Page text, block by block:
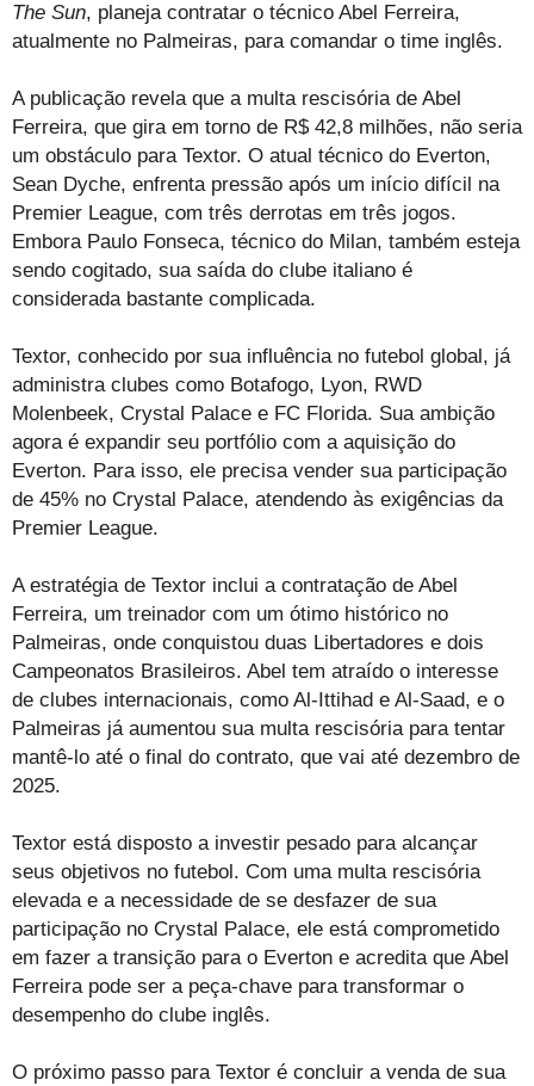
The Sun, planeja contratar o técnico Abel Ferreira,
atualmente no Palmeiras, para comandar o time inglês.
A publicação revela que a multa rescisória de Abel
Ferreira, que gira em torno de R$ 42,8 milhões, não seria
um obstáculo para Textor. O atual técnico do Everton,
Sean Dyche, enfrenta pressão após um início difícil na
Premier League, com três derrotas em três jogos.
Embora Paulo Fonseca, técnico do Milan, também esteja
sendo cogitado, sua saída do clube italiano é
considerada bastante complicada.
Textor, conhecido por sua influência no futebol global, já
administra clubes como Botafogo, Lyon, RWD
Molenbeek, Crystal Palace e FC Florida. Sua ambição
agora é expandir seu portfólio com a aquisição do
Everton. Para isso, ele precisa vender sua participação
de 45% no Crystal Palace, atendendo às exigências da
Premier League.
A estratégia de Textor inclui a contratação de Abel
Ferreira, um treinador com um ótimo histórico no
Palmeiras, onde conquistou duas Libertadores e dois
Campeonatos Brasileiros. Abel tem atraído o interesse
de clubes internacionais, como Al-Ittihad e Al-Saad, e o
Palmeiras já aumentou sua multa rescisória para tentar
mantê-lo até o final do contrato, que vai até dezembro de
2025.
Textor está disposto a investir pesado para alcançar
seus objetivos no futebol. Com uma multa rescisória
elevada e a necessidade de se desfazer de sua
participação no Crystal Palace, ele está comprometido
em fazer a transição para o Everton e acredita que Abel
Ferreira pode ser a peça-chave para transformar o
desempenho do clube inglês.
O próximo passo para Textor é concluir a venda de sua